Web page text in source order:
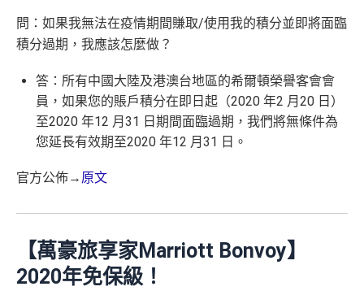
問：如果我無法在疫情期間賺取/使用我的積分並即將面臨
積分過期，我應該怎麼做？
答：所有中國大陸及港澳台地區的希爾頓榮譽客會會
員，如果您的賬戶積分在即日起（2020 年2 月20 日）
至2020 年12 月31 日期間面臨過期，我們將無條件為
您延長有效期至2020 年12 月31 日。
官方公佈→ 原文
【萬豪旅享家Marriott Bonvoy】
2020年免保級！